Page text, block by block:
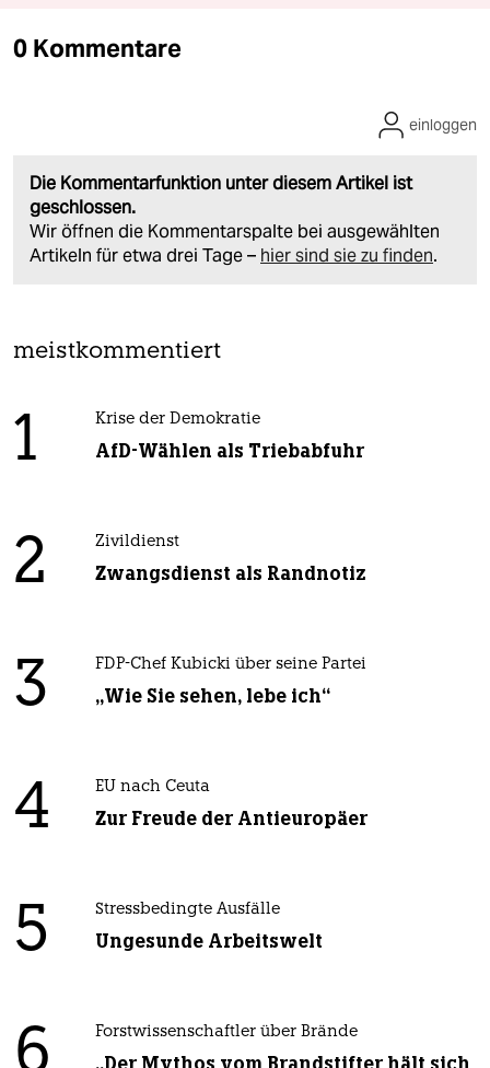
0 Kommentare
Die Kommentarfunktion unter diesem Artikel ist
geschlossen.
Wir öffnen die Kommentarspalte bei ausgewählten
Artikeln für etwa drei Tage – hier sind sie zu finden.
einloggen
meistkommentiert
1 Krise der Demokratie
AfD-Wählen als Triebabfuhr
2 Zivildienst
Zwangsdienst als Randnotiz
3 FDP-Chef Kubicki über seine Partei
„Wie Sie sehen, lebe ich“
4 EU nach Ceuta
Zur Freude der Antieuropäer
5 Stressbedingte Ausfälle
Ungesunde Arbeitswelt
Forstwissenschaftler über Brände